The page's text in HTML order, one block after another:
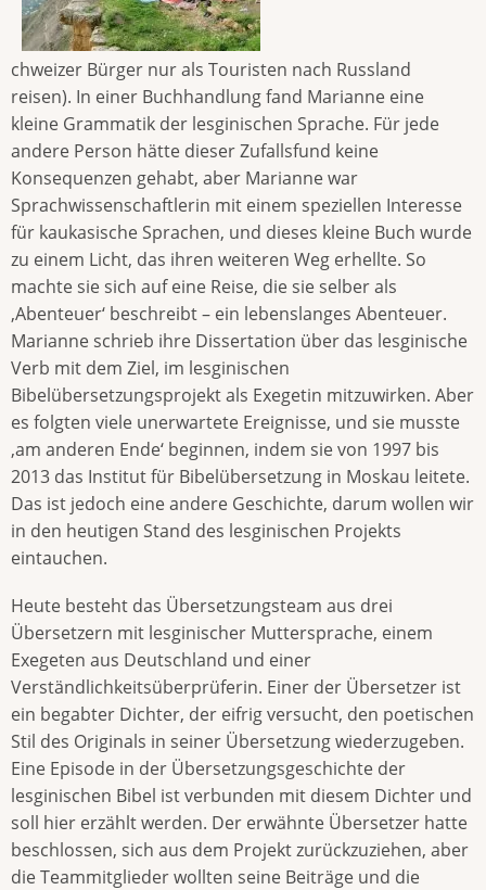
chweizer Bürger nur als Touristen nach Russland
reisen). In einer Buchhandlung fand Marianne eine
kleine Grammatik der lesginischen Sprache. Für jede
andere Person hätte dieser Zufallsfund keine
Konsequenzen gehabt, aber Marianne war
Sprachwissenschaftlerin mit einem speziellen Interesse
für kaukasische Sprachen, und dieses kleine Buch wurde
zu einem Licht, das ihren weiteren Weg erhellte. So
machte sie sich auf eine Reise, die sie selber als
‚Abenteuer‘ beschreibt – ein lebenslanges Abenteuer.
Marianne schrieb ihre Dissertation über das lesginische
Verb mit dem Ziel, im lesginischen
Bibelübersetzungsprojekt als Exegetin mitzuwirken. Aber
es folgten viele unerwartete Ereignisse, und sie musste
‚am anderen Ende‘ beginnen, indem sie von 1997 bis
2013 das Institut für Bibelübersetzung in Moskau leitete.
Das ist jedoch eine andere Geschichte, darum wollen wir
in den heutigen Stand des lesginischen Projekts
eintauchen.
Heute besteht das Übersetzungsteam aus drei
Übersetzern mit lesginischer Muttersprache, einem
Exegeten aus Deutschland und einer
Verständlichkeitsüberprüferin. Einer der Übersetzer ist
ein begabter Dichter, der eifrig versucht, den poetischen
Stil des Originals in seiner Übersetzung wiederzugeben.
Eine Episode in der Übersetzungsgeschichte der
lesginischen Bibel ist verbunden mit diesem Dichter und
soll hier erzählt werden. Der erwähnte Übersetzer hatte
beschlossen, sich aus dem Projekt zurückzuziehen, aber
die Teammitglieder wollten seine Beiträge und die